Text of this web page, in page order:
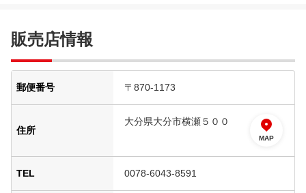
販売店情報
郵便番号 〒870-1173
住所
大分県大分市横瀬５００
MAP
TEL 0078-6043-8591